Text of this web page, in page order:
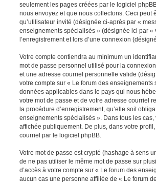
seulement les pages créées par le logiciel
nous envoyez et que nous collectons. Ceci peut
qu’utilisateur invité (désignée ci-après par «
enseignements spécialisés » (désignée ici par
l’enregistrement et lors d’une connexion
Votre compte contiendra au minimum un
mot de passe personnel utilisé pour la
et une adresse courriel personnelle valide
votre compte sur « Le forum des
données applicables dans le pays qui nous
votre mot de passe et de votre adresse courriel
la procédure d’enregistrement, qu’elle soit
enseignements spécialisés ». Dans tous les
affichée publiquement. De plus, dans votre
courriel par le logiciel phpBB.
Votre mot de passe est crypté (hashage à sens
de ne pas utiliser le même mot de passe sur
d’accès à votre compte sur « Le forum des
aucun cas une personne affiliée de « Le forum